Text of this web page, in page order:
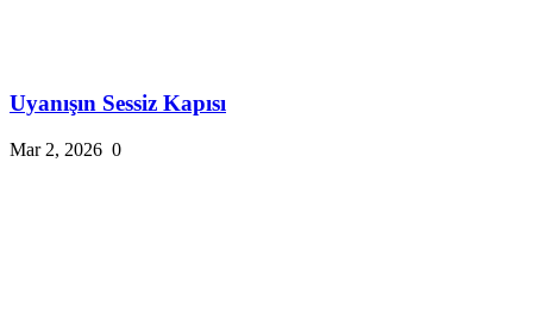
Uyanışın Sessiz Kapısı
Mar 2, 2026 0